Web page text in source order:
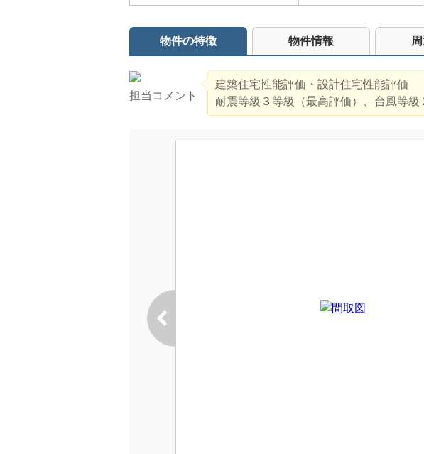
物件の特徴 物件情報
担当コメント
建築住宅性能評価・設計住宅性能評価
耐震等級３等級（最高評価）、台風等